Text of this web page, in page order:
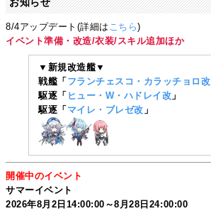
8/4アップデート(詳細は こちら)
イベント準備・改造/衣装/スキル追加ほか
▼新規改造艦▼
戦艦「フランチェスコ・カラッチョロ改
駆逐「 ヒュー・W・ハドレイ改 」
駆逐「マイレ・ブレゼ改 」
開催中のイベント
サマーイベント
2026年8月2日14:00:00～8月28日24:00:00